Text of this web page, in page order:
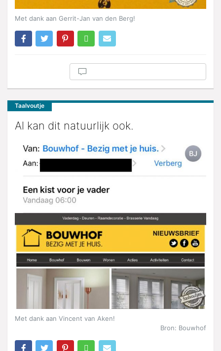
Met dank aan Gerrit-Jan van den Berg!
Taalvoutje
Al kan dit natuurlijk ook.
Met dank aan Vincent van Aken!
Bron: Bouwhof